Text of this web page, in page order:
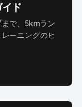
ド
で、5kmラン
ーニングのヒ